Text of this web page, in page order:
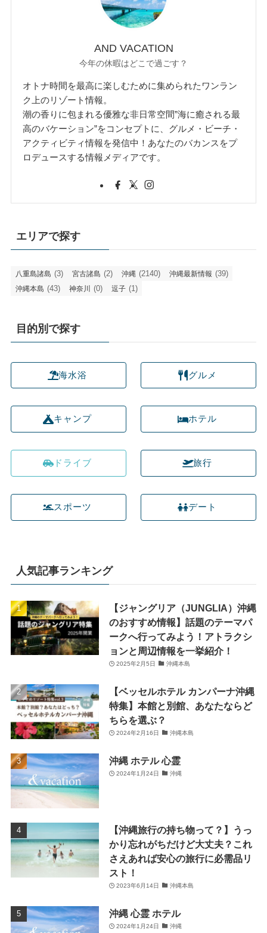
AND VACATION
今年の休暇はどこで過ごす？
オトナ時間を最高に楽しむために集められたワンラン
ク上のリゾート情報。
潮の香りに包まれる優雅な非日常空間”海に癒される最
高のバケーション”をコンセプトに、グルメ・ビーチ・
アクティビティ情報を発信中！あなたのバカンスをプ
ロデュースする情報メディアです。
エリアで探す
八重島諸島 (3) 宮古諸島 (2) 沖縄 (2140) 沖縄最新情報 (39)
沖縄本島 (43) 神奈川 (0) 逗子 (1)
目的別で探す
海水浴
キャンプ
ドライブ
スポーツ
グルメ
ホテル
旅行
デート
人気記事ランキング
【ジャングリア（JUNGLIA）沖縄
のおすすめ情報】話題のテーマパ
ークへ行ってみよう！アトラクシ
ョンと周辺情報を一挙紹介！
2025年2月5日 沖縄本島
【ベッセルホテル カンパーナ沖縄
特集】本館と別館、あなたならど
ちらを選ぶ？
2024年2月16日 沖縄本島
沖縄 ホテル 心霊
2024年1月24日 沖縄
【沖縄旅行の持ち物って？】うっ
かり忘れがちだけど大丈夫？これ
さえあれば安心の旅行に必需品リ
スト！
2023年6月14日 沖縄本島
沖縄 心霊 ホテル
2024年1月24日 沖縄